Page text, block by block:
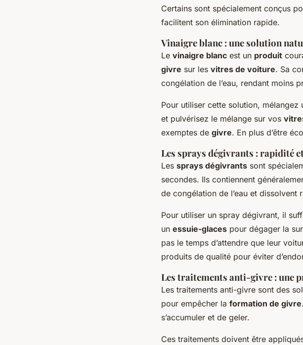
Certains sont spécialement conçus
facilitent son élimination rapide.
Vinaigre blanc : une solution
Le vinaigre blanc est un produit
givre sur les vitres de voiture. Sa
congélation de l’eau, rendant moins
Pour utiliser cette solution, mélangez
et pulvérisez le mélange sur vos
exemptes de givre. En plus d’être
Les sprays dégivrants : rapidité
Les sprays dégivrants sont
secondes. Ils contiennent
de congélation de l’eau et dissolvent
Pour utiliser un spray dégivrant, il
un essuie-glaces pour dégager la
pas le temps d’attendre que leur
produits de qualité pour éviter
Les traitements anti-givre : une
Les traitements anti-givre sont des
pour empêcher la formation de givre
s’accumuler et de geler.
Ces traitements doivent être